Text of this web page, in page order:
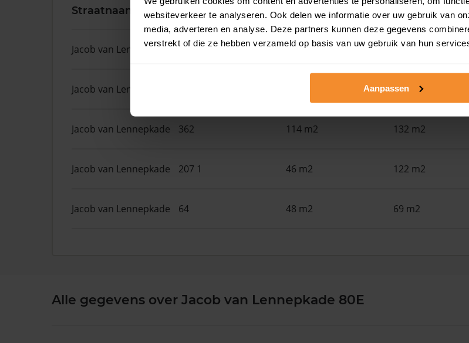
websiteverkeer te analyseren. Ook delen we informatie over uw gebruik van
media, adverteren en analyse. Deze partners kunnen deze gegevens
verstrekt of die ze hebben verzameld op basis van uw gebruik van hun
Aanpassen
Straatnaam Huisnr. Woonoppervlak Perceel
Jacob van Lennepkade 398 78 m2 106 m2
Jacob van Lennepkade 124 m2
Jacob van Lennepkade 362 114 m2 132 m2
Jacob van Lennepkade 207 1 46 m2 122 m2
Jacob van Lennepkade 64 48 m2 69 m2
Alle gegevens over Jacob van Lennepkade 80E